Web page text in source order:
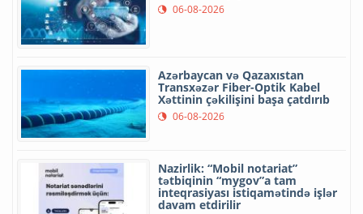
06-08-2026
Azərbaycan və Qazaxıstan
Transxəzər Fiber-Optik Kabel
Xəttinin çəkilişini başa çatdırıb
06-08-2026
Nazirlik: “Mobil notariat”
tətbiqinin “mygov”a tam
inteqrasiyası istiqamətində işlər
davam etdirilir